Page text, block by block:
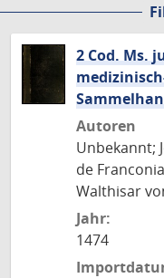
2 Cod. Ms.
Autoren
Unbekannt;
de
Walthisar
Jahr:
1474